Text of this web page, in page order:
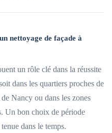
nettoyage de façade à
un rôle clé dans la réussite
dans les quartiers proches de
Nancy ou dans les zones
Un bon choix de période
dans le temps.